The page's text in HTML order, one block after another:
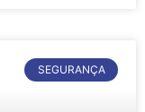
SEGURANÇA